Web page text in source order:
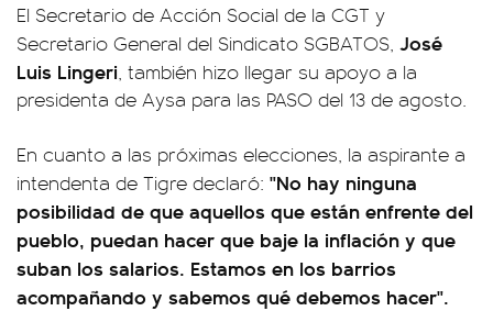
El Secretario de Acción Social de la CGT y
Secretario General del Sindicato SGBATOS, José
Luis Lingeri, también hizo llegar su apoyo a la
presidenta de Aysa para las PASO del 13 de agosto.
En cuanto a las próximas elecciones, la aspirante a
intendenta de Tigre declaró: "No hay ninguna
posibilidad de que aquellos que están enfrente del
pueblo, puedan hacer que baje la inflación y que
suban los salarios. Estamos en los barrios
acompañando y sabemos qué debemos hacer".